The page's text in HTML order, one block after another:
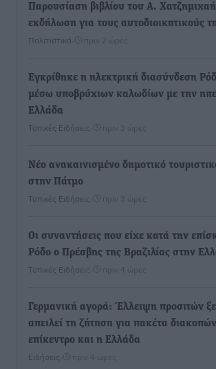
Παρουσίαση βιβλίου του Α.
εκδήλωση για τους αυτοδιοικητικούς
Πολιτιστικά πριν 2 ώρες
Εγκρίθηκε η ηλεκτρική διασύνδεση
μέσω υποβρύχιων καλωδίων με την
Ελλάδα
Τοπικές Ειδήσεις πριν 3 ώρες
Νέο ανακαινισμένο δημοτικό
στην Πάτμο
Τοπικές Ειδήσεις πριν 3 ώρες
Οι συναντήσεις που είχε κατά την
Ρόδο ο Πρέσβης της Βραζιλίας στην
Τοπικές Ειδήσεις πριν 4 ώρες
Γερμανική αγορά: Έλλειψη προσιτών
απειλεί τη ζήτηση για πακέτα
επίκεντρο και η Ελλάδα
Ειδήσεις πριν 4 ώρες